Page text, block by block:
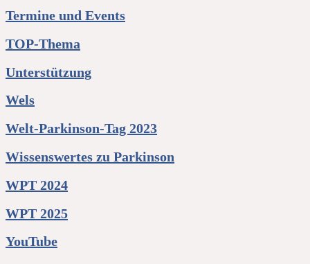
Termine und Events
TOP-Thema
Unterstützung
Wels
Welt-Parkinson-Tag 2023
Wissenswertes zu Parkinson
WPT 2024
WPT 2025
YouTube